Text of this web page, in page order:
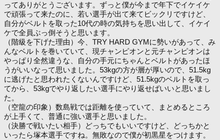
ってありがとうございます。ずっと僕が今まで年下でイケイケ
で頑張って来たのに、若い選手が出て来てビックリですけど、
自分がベルトを取った10代の時の気持ちを思い出して、イケイ
ケで全員ぶっ倒そうと思います。
（階級を下げた理由）今、TRY HARD GYMに勢いがあって、み
んなベルトを巻いていて、現チャンピオンと元チャンピオンは
やっぱり全然違うな、自分の手元にちゃんとベルトがあったほ
うがいいなって思いました。53kgの方が層が厚いので、51.5kg
に逃げたと思われたくないんですけど、51.5kgのベルトを取っ
てから、53kgでやり返したい選手にやり返せばいいと思いまし
た。
（空龍の印象）数島戦では距離を使っていて、まとめるところ
が上手くて、普通に強い選手と思いました。
（決勝で戦いたい相手）どっちでもいいですけど、どっちかと
いったら塚本選手ですね。無敗なので僕が初黒星をつけます。